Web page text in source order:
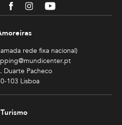
FacebookInstagramYoutube
rede fixa nacional)
Duarte Pacheco
103 Lisboa
Turismo